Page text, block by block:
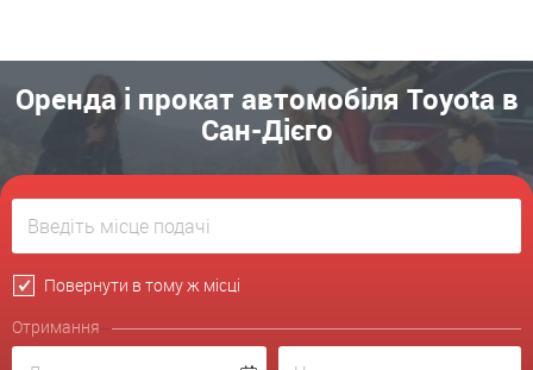
Оренда і прокат автомобіля Toyota в
Сан-Дієго
Повернути в тому ж місці
Отримання